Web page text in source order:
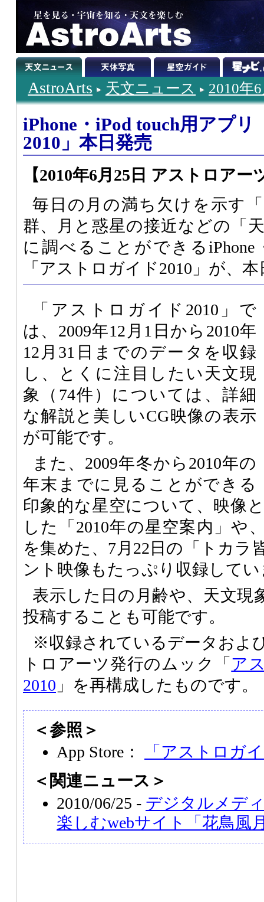
AstroArts 天文ニュース 2010年
iPhone・iPod touch用アプ
2010」本日発売
【2010年6月25日 アストロアー
毎日の月の満ち欠けを示す
群、月と惑星の接近などの「
に調べることができるiPhone
「アストロガイド2010」が、
「アストロガイド2010」で
は、2009年12月1日から2010年
12月31日までのデータを収録
し、とくに注目したい天文現
象（74件）については、詳細
な解説と美しいCG映像の表示
が可能です。
また、2009年冬から2010年の
年末までに見ることができる
印象的な星空について、映像
した「2010年の星空案内」や
を集めた、7月22日の「トカラ
ント映像もたっぷり収録して
表示した日の月齢や、天文現
投稿することも可能です。
※収録されているデータおよ
トロアーツ発行のムック「 ア
2010 」を再構成したものです。
＜参照＞
App Store：
「アストロガ
＜関連ニュース＞
2010/06/25 - デジタルメデ
楽しむwebサイト「花鳥風